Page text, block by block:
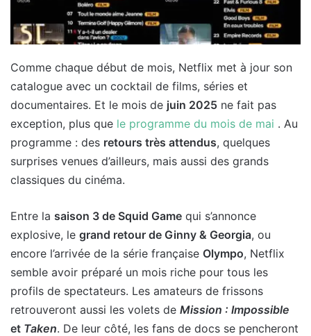
Comme chaque début de mois, Netflix met à jour son
catalogue avec un cocktail de films, séries et
documentaires. Et le mois de juin 2025 ne fait pas
exception, plus que le programme du mois de mai . Au
programme : des retours très attendus, quelques
surprises venues d’ailleurs, mais aussi des grands
classiques du cinéma.
Entre la saison 3 de Squid Game qui s’annonce
explosive, le grand retour de Ginny & Georgia, ou
encore l’arrivée de la série française Olympo, Netflix
semble avoir préparé un mois riche pour tous les
profils de spectateurs. Les amateurs de frissons
retrouveront aussi les volets de Mission : Impossible
et Taken. De leur côté, les fans de docs se pencheront